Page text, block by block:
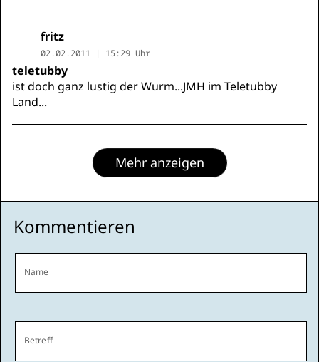
fritz
02.02.2011 | 15:29 Uhr
teletubby
ist doch ganz lustig der Wurm...JMH im Teletubby
Land...
Mehr anzeigen
Kommentieren
Name
Betreff